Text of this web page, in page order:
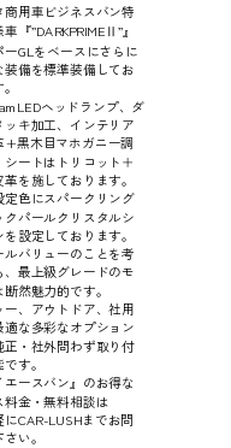
商用車ビジネスバン特
『”DARKPRIMEⅡ”』
ーGLをベースにさらに
装備を標準装備してお
ヘッドランプ、ダ
ッキ加工、インテリア
+黒木目マホガニー調
シートはトリコット＋
を施しております。
定色にスパークリング
クパールクリスタルシ
を設定しております。
ルバリューのことを考
、最上級グレードのモ
断然魅力的です。
ー、アウトドア、社用
適な多彩なオプション
正・社外問わず取り付
す。
エースバン』のお得な
料金・無料相談は
にCAR-LUSHまでお問
い。